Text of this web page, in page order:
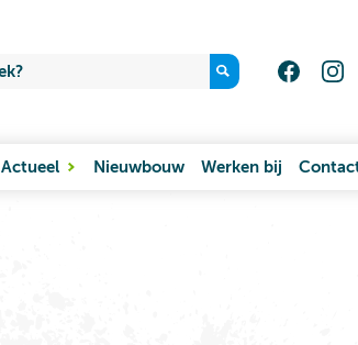
Actueel Nieuwbouw Werken bij